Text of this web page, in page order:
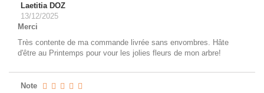
Laetitia DOZ
13/12/2025
Merci
Très contente de ma commande livrée sans envombres. Hâte
d'être au Printemps pour vour les jolies fleurs de mon arbre!
Note